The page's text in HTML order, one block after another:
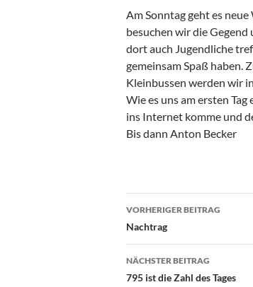
Am Sonntag geht es
besuchen wir die
dort auch Jugendliche
gemeinsam Spaß haben.
Kleinbussen werden wir
Wie es uns am ersten
ins Internet komme und
Bis dann Anton Becker
VORHERIGER BEITRAG
Nachtrag
NÄCHSTER BEITRAG
795 ist die Zahl des Tages